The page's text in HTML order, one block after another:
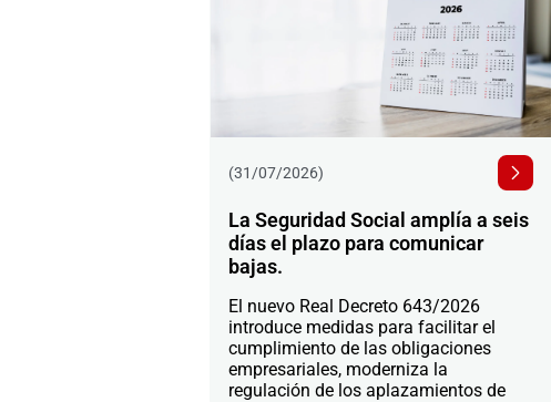
(31/07/2026)
La Seguridad Social amplía a seis
días el plazo para comunicar
bajas.
El nuevo Real Decreto 643/2026
introduce medidas para facilitar el
cumplimiento de las obligaciones
empresariales, moderniza la
regulación de los aplazamientos de